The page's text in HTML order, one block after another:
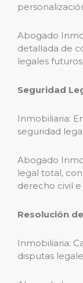
Abogado
detallada de
legales futuros.
Seguridad
Inmobiliaria:
seguridad
Abogado
legal total,
derecho civil
Resolución
Inmobiliaria:
disputas